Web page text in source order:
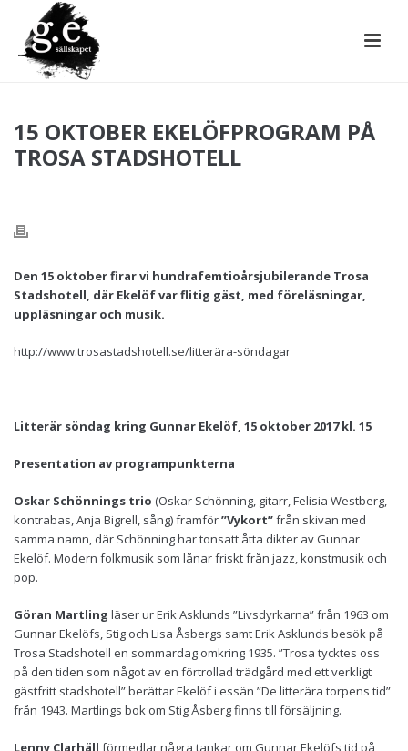
15 OKTOBER EKELÖFPROGRAM PÅ
TROSA STADSHOTELL
Den 15 oktober firar vi hundrafemtioårsjubilerande Trosa
Stadshotell, där Ekelöf var flitig gäst, med föreläsningar,
uppläsningar och musik.
http://www.trosastadshotell.se/litterära-söndagar
Litterär söndag kring Gunnar Ekelöf, 15 oktober 2017 kl. 15
Presentation av programpunkterna
Oskar Schönnings trio (Oskar Schönning, gitarr, Felisia Westberg,
kontrabas, Anja Bigrell, sång) framför”Vykort”från skivan med
samma namn, där Schönning har tonsatt åtta dikter av Gunnar
Ekelöf. Modern folkmusik som lånar friskt från jazz, konstmusik och
pop.
Göran Martling läser ur Erik Asklunds ”Livsdyrkarna” från 1963 om
Gunnar Ekelöfs, Stig och Lisa Åsbergs samt Erik Asklunds besök på
Trosa Stadshotell en sommardag omkring 1935. ”Trosa tycktes oss
på den tiden som något av en förtrollad trädgård med ett verkligt
gästfritt stadshotell” berättar Ekelöf i essän ”De litterära torpens tid”
från 1943. Martlings bok om Stig Åsberg finns till försäljning.
Lenny Clarhäll förmedlar några tankar om Gunnar Ekelöfs tid på